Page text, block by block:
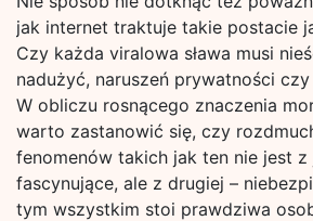
jak internet traktuje takie postacie
Czy każda viralowa sława musi
nadużyć, naruszeń prywatności
W obliczu rosnącego znaczenia
warto zastanowić się, czy
fenomenów takich jak ten nie jest
fascynujące, ale z drugiej –
tym wszystkim stoi prawdziwa